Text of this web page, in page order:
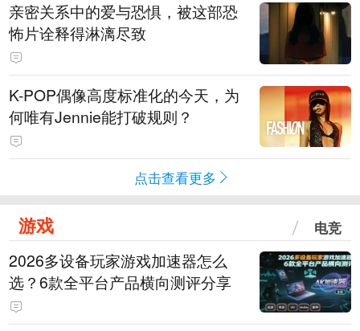
亲密关系中的爱与恐惧，被这部恐
怖片诠释得淋漓尽致
K-POP偶像高度标准化的今天，为
何唯有Jennie能打破规则？
点击查看更多
游戏 电竞
2026多设备玩家游戏加速器怎么
选？6款全平台产品横向测评分享